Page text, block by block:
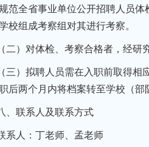
范全省事业单位公开招聘人员
校组成考察组对其进行考察。
（二）对体检、考察合格者，经研
（三）拟聘人员需在入职前取得
后两个月内将档案转至学校（部
、联系人及联系方式
系人：丁老师、孟老师